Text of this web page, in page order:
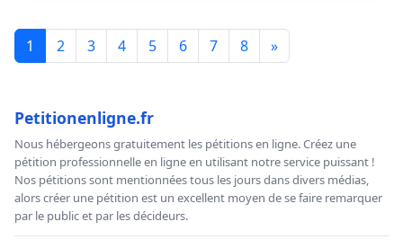
1 2 3 4 5 6 7 8 »
Petitionenligne.fr
Nous hébergeons gratuitement les pétitions en ligne. Créez une
pétition professionnelle en ligne en utilisant notre service puissant !
Nos pétitions sont mentionnées tous les jours dans divers médias,
alors créer une pétition est un excellent moyen de se faire remarquer
par le public et par les décideurs.